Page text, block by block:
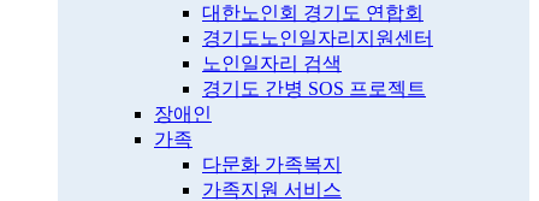
대한노인회 경기도 연합회
경기도노인일자리지원센터
노인일자리 검색
경기도 간병 SOS 프로젝트
장애인
가족
다문화 가족복지
가족지원 서비스